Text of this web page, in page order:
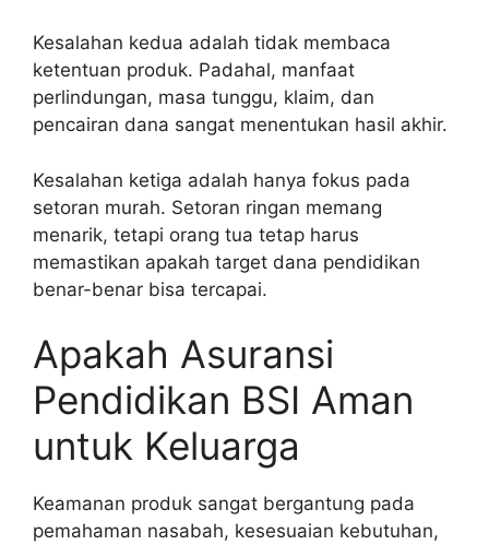
Kesalahan kedua adalah tidak membaca
ketentuan produk. Padahal, manfaat
perlindungan, masa tunggu, klaim, dan
pencairan dana sangat menentukan hasil akhir.
Kesalahan ketiga adalah hanya fokus pada
setoran murah. Setoran ringan memang
menarik, tetapi orang tua tetap harus
memastikan apakah target dana pendidikan
benar-benar bisa tercapai.
Apakah Asuransi
Pendidikan BSI Aman
untuk Keluarga
Keamanan produk sangat bergantung pada
pemahaman nasabah, kesesuaian kebutuhan,